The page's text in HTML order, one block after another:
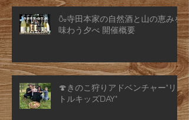
🍶寺田本家の自然酒と山の恵みを
味わう夕べ 開催概要
🍄きのこ狩りアドベンチャー"リ
トルキッズDAY"